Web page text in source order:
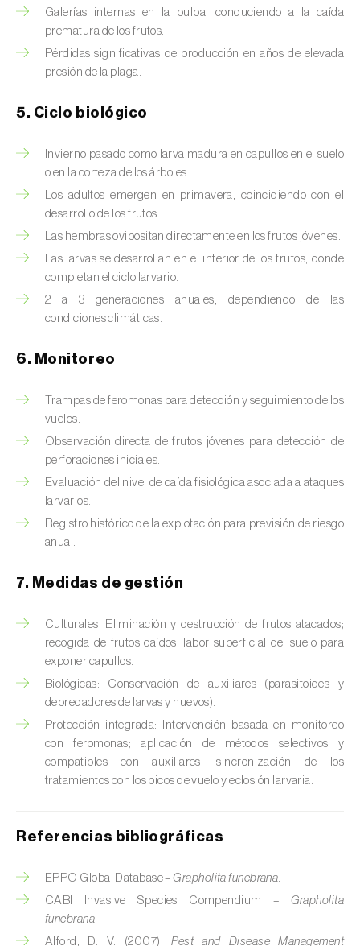
Cecidomía destructora (Mayetiola
destructor)
Ceutorrinco de la col (
Ceutorhynchus
quadridens
Ceutorrinco de los nabos (
Chinche de la morera (Pseudaulacaspis
pentagona)
Chinche de las piñas ( Leptoglossus
Chinche de los eucalyptus (
peregrinus)
Chinche europea de las semillas
Metopoplax ditomoides
Chinche harinosa de la vid (
ficus)
Chinche marrón marmolada ( Halyomorpha
halys)
Chinche roja ( Pyrrhocoris apterus
Cicadas ( Jacobiasca lybica, Scaphoideus
titanus e Empoasca spp.
Cigarra espumosa (Philaenus spumarius
Cochinilla de Comstock (Pseudococcus
comstocki
Cochinilla de los cítricos (Planococcus citri
Diaspidiotus) perniciosus)
Cochinilla obscura (Pseudococcus viburni
Cochinilla roja de los cítricos (
aurantii
Galerías internas en la pulpa, conduciendo a la caída
prematura de los frutos.
Pérdidas significativas de producción en años de elevada
presión de la plaga.
5. Ciclo biológico
Invierno pasado como larva madura en capullos en el suelo
o en la corteza de los árboles.
Los adultos emergen en primavera, coincidiendo con el
desarrollo de los frutos.
Las hembras ovipositan directamente en los frutos jóvenes.
Las larvas se desarrollan en el interior de los frutos, donde
completan el ciclo larvario.
2 a 3 generaciones anuales, dependiendo de las
condiciones climáticas.
6. Monitoreo
Trampas de feromonas para detección y seguimiento de los
vuelos.
Observación directa de frutos jóvenes para detección de
perforaciones iniciales.
Evaluación del nivel de caída fisiológica asociada a ataques
larvarios.
Registro histórico de la explotación para previsión de riesgo
anual.
7. Medidas de gestión
Culturales: Eliminación y destrucción de frutos atacados;
recogida de frutos caídos; labor superficial del suelo para
exponer capullos.
Biológicas: Conservación de auxiliares (parasitoides y
depredadores de larvas y huevos).
Protección integrada: Intervención basada en monitoreo
con feromonas; aplicación de métodos selectivos y
compatibles con auxiliares; sincronización de los
tratamientos con los picos de vuelo y eclosión larvaria.
Referencias bibliográficas
EPPO Global Database –Grapholita funebrana
CABI Invasive Species Compendium – Grapholita
funebrana
Alford, D. V. (2007).Pest and Disease Management